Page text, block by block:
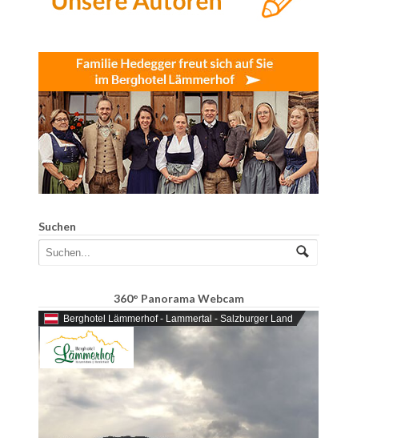
Suchen
360° Panorama Webcam
Berghotel Lämmerhof - Lammertal - Salzburger Land